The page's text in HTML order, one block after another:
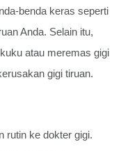
benda keras seperti
Anda. Selain itu,
atau meremas gigi
gigi tiruan.
rutin ke dokter gigi.